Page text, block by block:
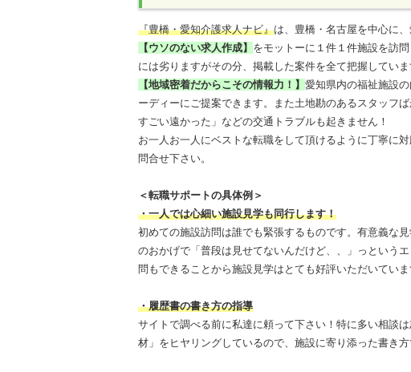
『豊橋・愛知介護求人ナビ』は、豊橋・名古屋を中心に
【ウソのない求人作成】 をモットーに１件１件施設を訪
には劣りますがその分、掲載した案件を全て把握していま
【地域密着だからこその情報力！】 愛知県内の福祉施設
ーディーにご提案できます。また土地勘のあるスタッフ
すごい遠かった」などの交通トラブルも起きません！
お一人お一人にベストな転職をして頂けるように丁寧に
問合せ下さい。
＜転職サポートの具体例＞
・一人では心細い施設見学も同行します！
初めての施設訪問は誰でも緊張するものです。有意義な
のおかげで「普段は見せてないんだけど、、」っという
問もできることから施設見学はとても好評いただいていま
・履歴書の書き方の指導
サイトで調べる前に私達に頼って下さい！特に多い相談
材」をヒヤリングしているので、施設に寄り添った書き方